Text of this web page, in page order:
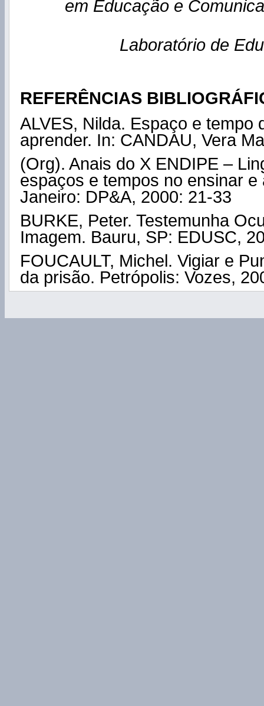
em Educação e
Laboratório de
REFERÊNCIAS
ALVES, Nilda. Espaço e tempo
aprender. In: CANDAU, Vera
(Org). Anais do X ENDIPE –
espaços e tempos no ensinar e
Janeiro: DP&A, 2000: 21-33
BURKE, Peter. Testemunha
Imagem. Bauru, SP: EDUSC,
FOUCAULT, Michel. Vigiar e
da prisão. Petrópolis: Vozes,